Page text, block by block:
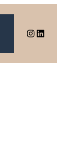
Instagram LinkedIn